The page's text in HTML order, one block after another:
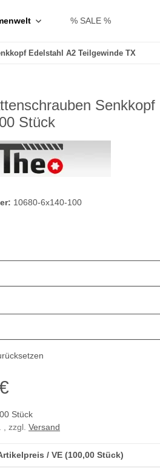
% SALE %
Edelstahl A2 Teilgewinde TX
Stück
10680-6x140-100
Stück
, zzgl. Versand
/ VE (100,00 Stück)